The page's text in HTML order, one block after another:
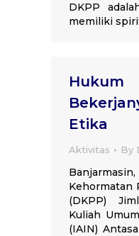
DKPP
memiliki
Etika
Aktivitas By
Kehormatan
(DKPP)
Kuliah
(IAIN)